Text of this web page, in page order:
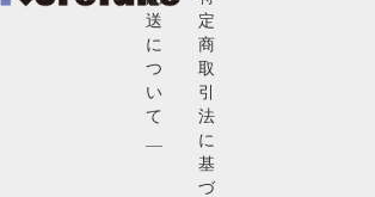
送
に
つ
い
て
定
商
取
引
法
に
基
づ